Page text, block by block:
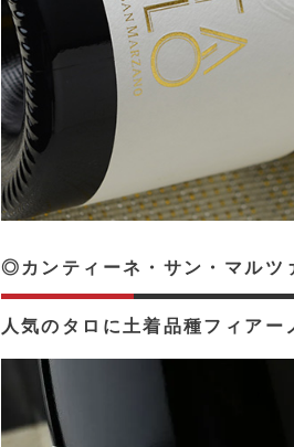
人気のタロに土着品種フィアー
◎カンティーネ・サン・マル